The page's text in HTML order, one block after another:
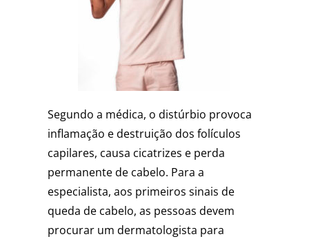
Segundo a médica, o distúrbio provoca
inflamação e destruição dos folículos
capilares, causa cicatrizes e perda
permanente de cabelo. Para a
especialista, aos primeiros sinais de
queda de cabelo, as pessoas devem
procurar um dermatologista para